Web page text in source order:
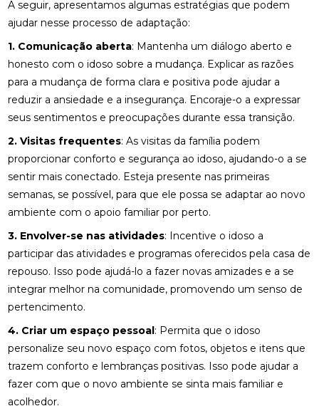
A seguir, apresentamos algumas estratégias que podem
ajudar nesse processo de adaptação:
1. Comunicação aberta: Mantenha um diálogo aberto e
honesto com o idoso sobre a mudança. Explicar as razões
para a mudança de forma clara e positiva pode ajudar a
reduzir a ansiedade e a insegurança. Encoraje-o a expressar
seus sentimentos e preocupações durante essa transição.
2. Visitas frequentes: As visitas da família podem
proporcionar conforto e segurança ao idoso, ajudando-o a se
sentir mais conectado. Esteja presente nas primeiras
semanas, se possível, para que ele possa se adaptar ao novo
ambiente com o apoio familiar por perto.
3. Envolver-se nas atividades: Incentive o idoso a
participar das atividades e programas oferecidos pela casa de
repouso. Isso pode ajudá-lo a fazer novas amizades e a se
integrar melhor na comunidade, promovendo um senso de
pertencimento.
4. Criar um espaço pessoal: Permita que o idoso
personalize seu novo espaço com fotos, objetos e itens que
trazem conforto e lembranças positivas. Isso pode ajudar a
fazer com que o novo ambiente se sinta mais familiar e
acolhedor.